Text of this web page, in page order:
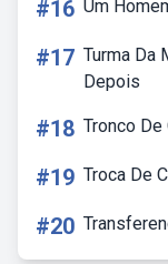
#16 Um
#17 Turma Da
Depois
#18 Tronco
#19 Troca De
#20